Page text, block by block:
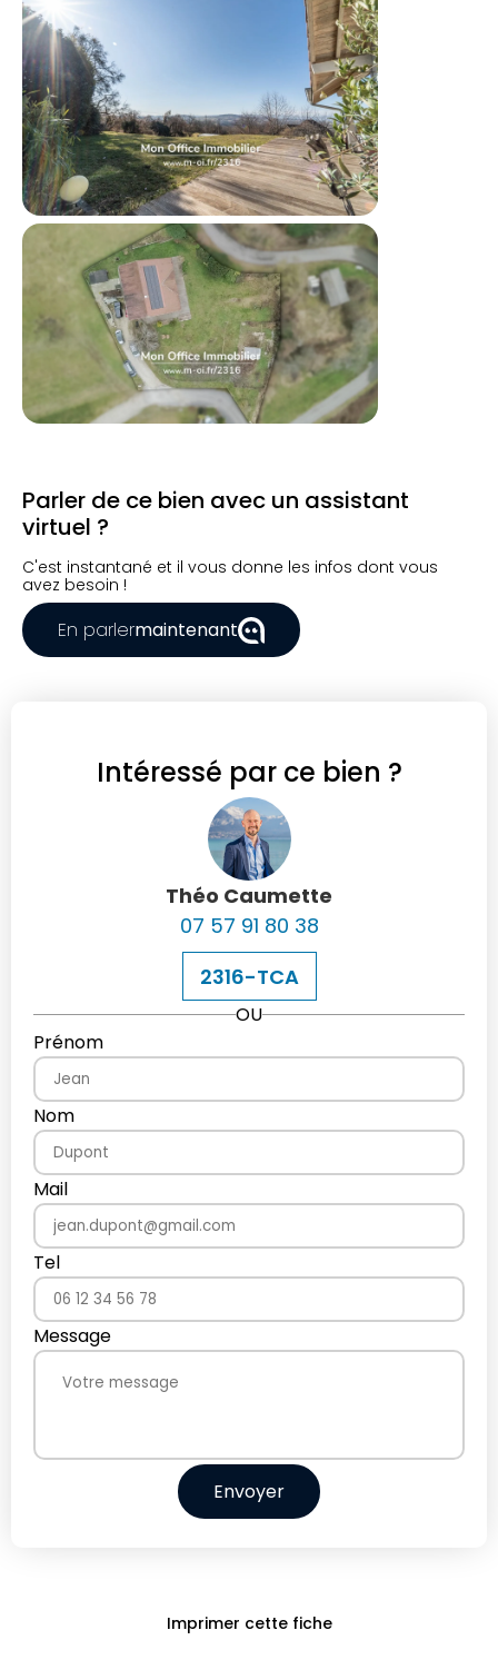
Parler de ce bien avec un assistant
virtuel ?
C'est instantané et il vous donne les infos dont vous
avez besoin !
En parlermaintenant
Intéressé par ce bien ?
Théo Caumette
07 57 91 80 38
2316-TCA
OU
Prénom
Nom
Mail
Tel
Message
Envoyer
Imprimer cette fiche